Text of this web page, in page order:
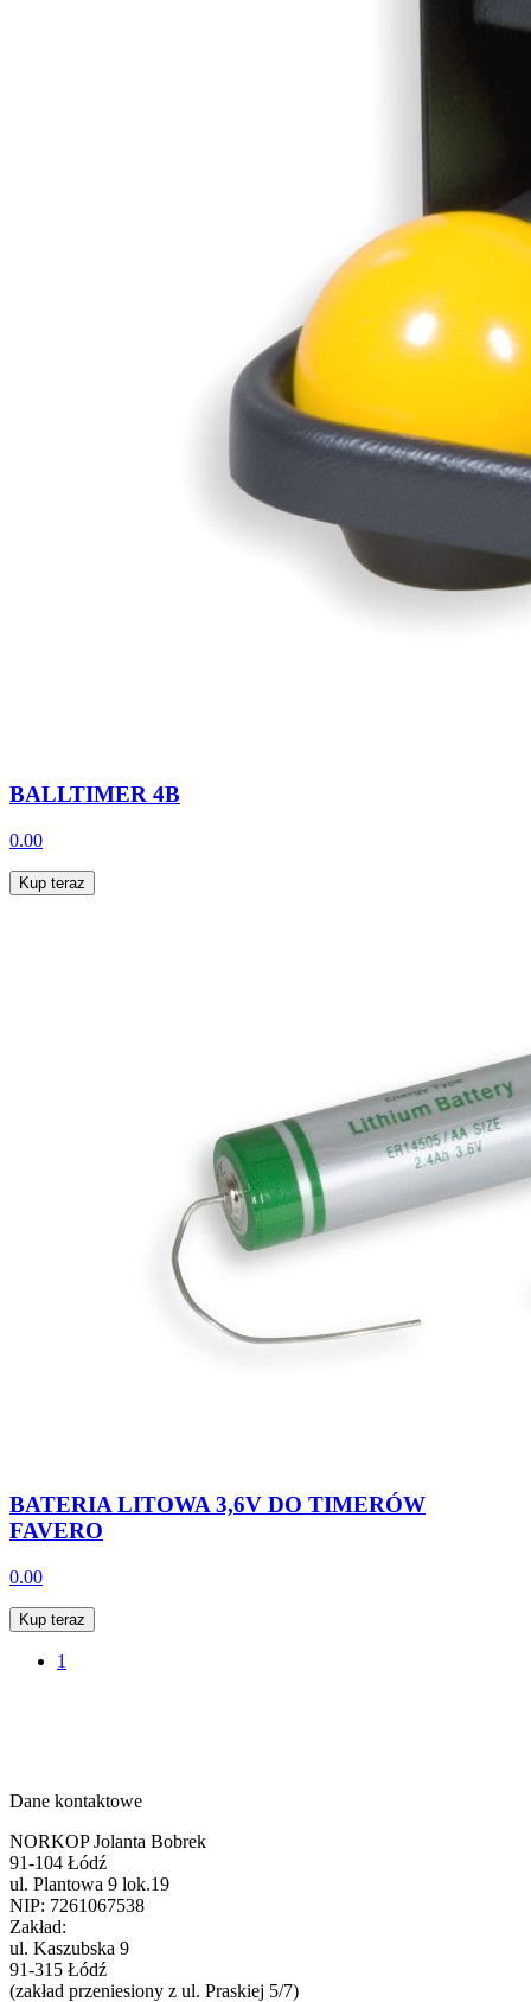
BALLTIMER 4B
0.00
Kup teraz
BATERIA LITOWA 3,6V DO TIMERÓW
FAVERO
0.00
Kup teraz
1
Dane kontaktowe
NORKOP Jolanta Bobrek
91-104 Łódź
ul. Plantowa 9 lok.19
NIP: 7261067538
Zakład:
ul. Kaszubska 9
91-315 Łódź
(zakład przeniesiony z ul. Praskiej 5/7)